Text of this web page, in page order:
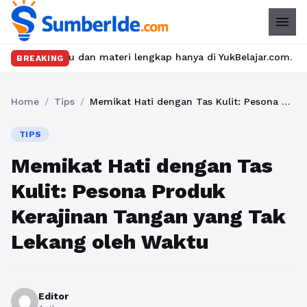
menu
BREAKING
materi lengkap hanya di YukBelajar.com. Mulai langkah
Home / Tips / Memikat Hati dengan Tas Kulit: Pesona Produk Kerajinan Tangan yang Tak Lekang oleh Waktu
TIPS
Memikat Hati dengan Tas
Kulit: Pesona Produk
Kerajinan Tangan yang Tak
Lekang oleh Waktu
Editor